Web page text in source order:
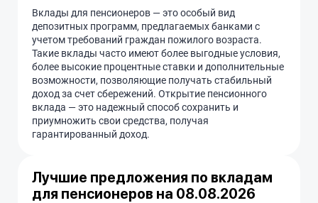
Вклады для пенсионеров — это особый вид
депозитных программ, предлагаемых банками с
учетом требований граждан пожилого возраста.
Такие вклады часто имеют более выгодные условия,
более высокие процентные ставки и дополнительные
возможности, позволяющие получать стабильный
доход за счет сбережений. Открытие пенсионного
вклада — это надежный способ сохранить и
приумножить свои средства, получая
гарантированный доход.
Лучшие предложения по вкладам
для пенсионеров на 08.08.2026